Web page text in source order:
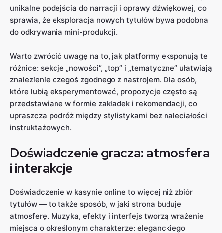
unikalne podejścia do narracji i oprawy dźwiękowej, co
sprawia, że eksploracja nowych tytułów bywa podobna
do odkrywania mini-produkcji.
Warto zwrócić uwagę na to, jak platformy eksponują te
różnice: sekcje „nowości”, „top” i „tematyczne” ułatwiają
znalezienie czegoś zgodnego z nastrojem. Dla osób,
które lubią eksperymentować, propozycje często są
przedstawiane w formie zakładek i rekomendacji, co
upraszcza podróż między stylistykami bez naleciałości
instruktażowych.
Doświadczenie gracza: atmosfera
i interakcje
Doświadczenie w kasynie online to więcej niż zbiór
tytułów — to także sposób, w jaki strona buduje
atmosferę. Muzyka, efekty i interfejs tworzą wrażenie
miejsca o określonym charakterze: eleganckiego